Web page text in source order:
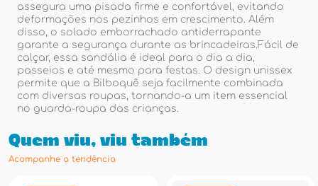
assegura uma pisada firme e confortável, evitando
deformações nos pezinhos em crescimento. Além
disso, o solado emborrachado antiderrapante
garante a segurança durante as brincadeiras.Fácil de
calçar, essa sandália é ideal para o dia a dia,
passeios e até mesmo para festas. O design unissex
permite que a Bilboquê seja facilmente combinada
com diversas roupas, tornando-a um item essencial
no guarda-roupa das crianças.
Quem viu, viu também
Acompanhe a tendência